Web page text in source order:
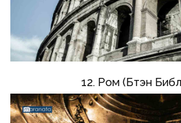
12. Ром (Бүтэн